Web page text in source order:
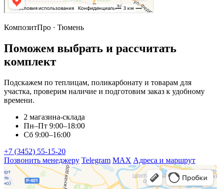
КомпозитПро · Тюмень
Поможем выбрать и рассчитать
комплект
Подскажем по теплицам, поликарбонату и товарам для
участка, проверим наличие и подготовим заказ к удобному
времени.
2 магазина-склада
Пн–Пт 9:00–18:00
Сб 9:00–16:00
+7 (3452) 55-15-20
Позвонить менеджеру Telegram MAX Адреса и маршрут